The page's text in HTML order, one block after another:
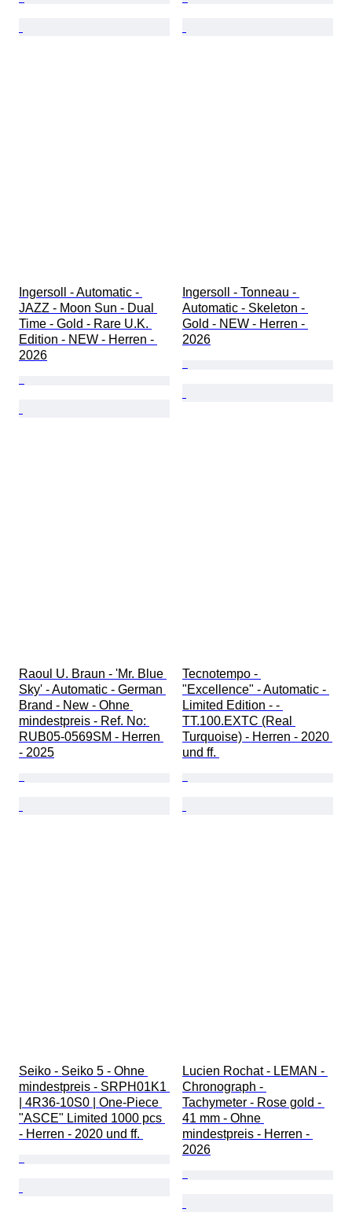
Ingersoll - Automatic -
JAZZ - Moon Sun - Dual
Time - Gold - Rare U.K.
Edition - NEW - Herren -
2026
Ingersoll - Tonneau -
Automatic - Skeleton -
Gold - NEW - Herren -
2026
Raoul U. Braun - 'Mr. Blue
Sky' - Automatic - German
Brand - New - Ohne
mindestpreis - Ref. No:
RUB05-0569SM - Herren
- 2025
Tecnotempo -
"Excellence" - Automatic -
Limited Edition - -
TT.100.EXTC (Real
Turquoise) - Herren - 2020
und ff.
Seiko - Seiko 5 - Ohne
mindestpreis - SRPH01K1
| 4R36-10S0 | One-Piece
"ASCE" Limited 1000 pcs
- Herren - 2020 und ff.
Lucien Rochat - LEMAN -
Chronograph -
Tachymeter - Rose gold -
41 mm - Ohne
mindestpreis - Herren -
2026